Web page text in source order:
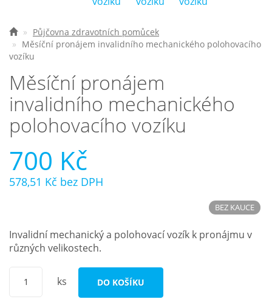
Půjčovna zdravotních pomůcek
Měsíční pronájem invalidního mechanického polohovacího
vozíku
Měsíční pronájem
invalidního mechanického
polohovacího vozíku
700 Kč
578,51 Kč bez DPH
BEZ KAUCE
Invalidní mechanický a polohovací vozík k pronájmu v
různých velikostech.
ks DO KOŠÍKU